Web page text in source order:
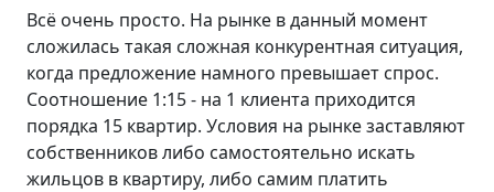
Всё очень просто. На рынке в данный момент
сложилась такая сложная конкурентная ситуация,
когда предложение намного превышает спрос.
Соотношение 1:15 - на 1 клиента приходится
порядка 15 квартир. Условия на рынке заставляют
собственников либо самостоятельно искать
жильцов в квартиру, либо самим платить